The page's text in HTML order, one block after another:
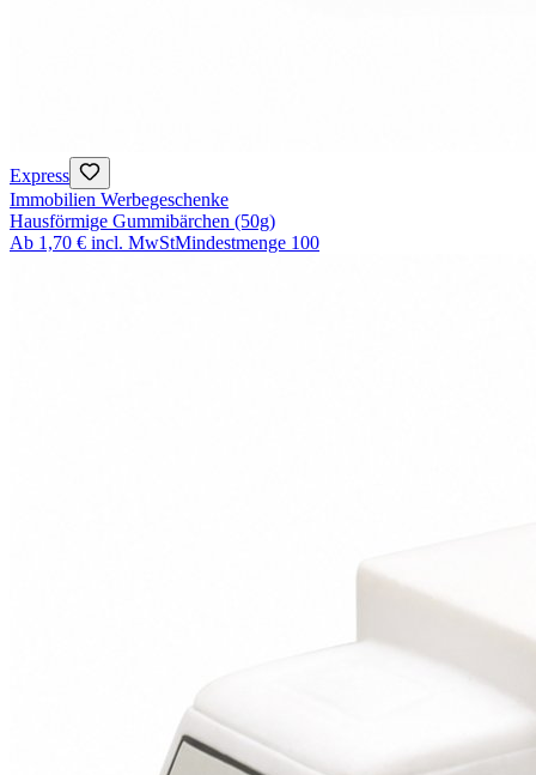
Express
Immobilien Werbegeschenke
Hausförmige Gummibärchen (50g)
Ab 1,70 € incl. MwStMindestmenge 100